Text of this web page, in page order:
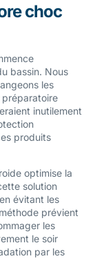
choc
bassin. Nous
les
inutilement
produits
optimise la
solution
évitant les
prévient
les
le soir
par les